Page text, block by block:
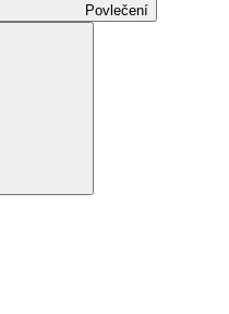
Povlečení